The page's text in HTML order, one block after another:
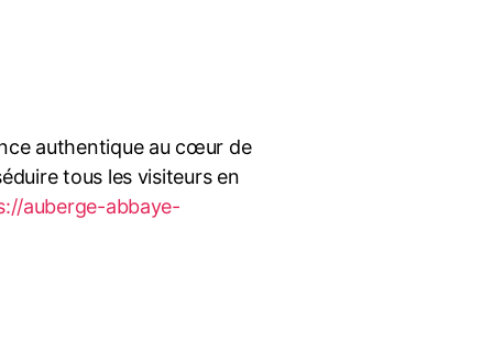
authentique au cœur de
tous les visiteurs en
auberge-abbaye-